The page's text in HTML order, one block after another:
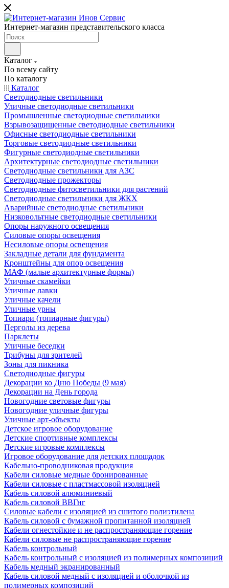
Интернет-магазин представительского класса
Каталог
По всему сайту
По каталогу
Каталог
Светодиодные светильники
Уличные светодиодные светильники
Промышленные светодиодные светильники
Взрывозащищенные светодиодные светильники
Офисные светодиодные светильники
Торговые светодиодные светильники
Фигурные светодиодные светильники
Архитектурные светодиодные светильники
Светодиодные светильники для АЗС
Светодиодные прожекторы
Светодиодные фитосветильники для растений
Светодиодные светильники для ЖКХ
Аварийные светодиодные светильники
Низковольтные светодиодные светильники
Опоры наружного освещения
Силовые опоры освещения
Несиловые опоры освещения
Закладные детали для фундамента
Кронштейны для опор освещения
МАФ (малые архитектурные формы)
Уличные скамейки
Уличные лавки
Уличные качели
Уличные урны
Топиари (топиарные фигуры)
Перголы из дерева
Парклеты
Уличные беседки
Трибуны для зрителей
Зоны для пикника
Светодиодные фигуры
Декорации ко Дню Победы (9 мая)
Декорации на День города
Новогодние световые фигуры
Новогодние уличные фигуры
Уличные арт-объекты
Детское игровое оборудование
Детские спортивные комплексы
Детские игровые комплексы
Игровое оборудование для детских площадок
Кабельно-проводниковая продукция
Кабели силовые медные бронированные
Кабели силовые с пластмассовой изоляцией
Кабель силовой алюминиевый
Кабель силовой ВВГнг
Силовые кабели с изоляцией из сшитого полиэтилена
Кабель силовой с бумажной пропитанной изоляцией
Кабели огнестойкие и не распространяющие горение
Кабели силовые не распространяющие горение
Кабель контрольный
Кабель контрольный с изоляцией из полимерных композиций
Кабель медный экранированный
Кабель силовой медный с изоляцией и оболочкой из
полимерных композиций